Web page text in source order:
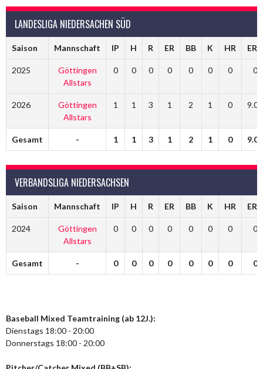
LANDESLIGA NIEDERSACHEN SÜD
Saison Mannschaft IP H R ER BB K HR ERA
2025
Göttingen
Allstars
0 0 0 0 0 0 0 0
2026
Göttingen
Allstars
1 1 3 1 2 1 0 9.00
Gesamt - 1 1 3 1 2 1 0 9.00
VERBANDSLIGA NIEDERSACHSEN
Saison Mannschaft IP H R ER BB K HR ERA
2024
Göttingen
Allstars
0 0 0 0 0 0 0 0
Gesamt - 0 0 0 0 0 0 0 0
Baseball Mixed Teamtraining (ab 12J.):
Dienstags 18:00 - 20:00
Donnerstags 18:00 - 20:00